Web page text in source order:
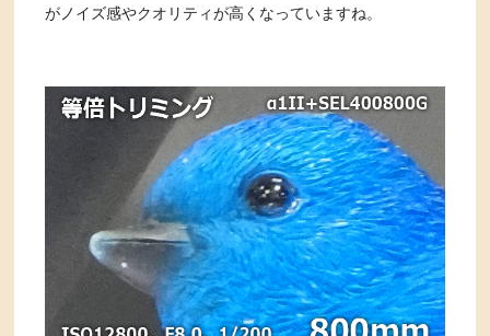
がノイズ感やクオリティが高くなっていますね。